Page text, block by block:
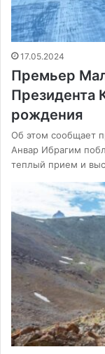
17.05.2024
Премьер
Президента
рождения
Об этом сообщает
Анвар Ибрагим
теплый прием и